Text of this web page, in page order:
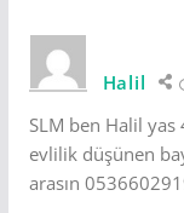
Halil
SLM ben Halil
evlilik düşünen
arasın